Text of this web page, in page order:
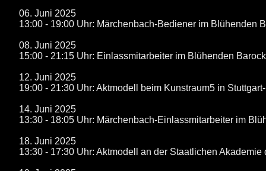
06. Juni 2025
13:00 - 19:00 Uhr: Märchenbach-Bediener im Blühenden
08. Juni 2025
15:00 - 21:15 Uhr: Einlassmitarbeiter im Blühenden
12. Juni 2025
19:00 - 21:30 Uhr: Aktmodell beim Kunstraum5 in
14. Juni 2025
13:30 - 18:05 Uhr: Märchenbach-Einlassmitarbeiter im
18. Juni 2025
13:30 - 17:30 Uhr: Aktmodell an der Staatlichen